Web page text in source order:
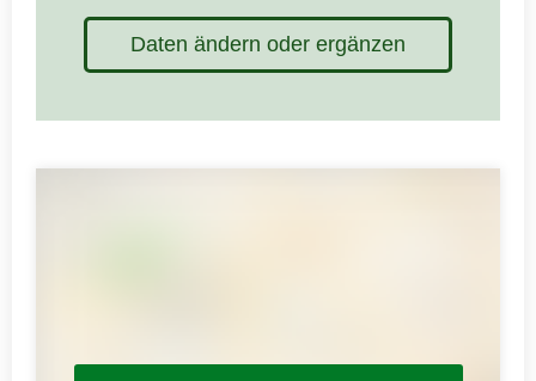
Daten ändern oder ergänzen